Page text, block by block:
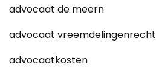
advocaat de meern
advocaat vreemdelingenrecht
advocaatkosten